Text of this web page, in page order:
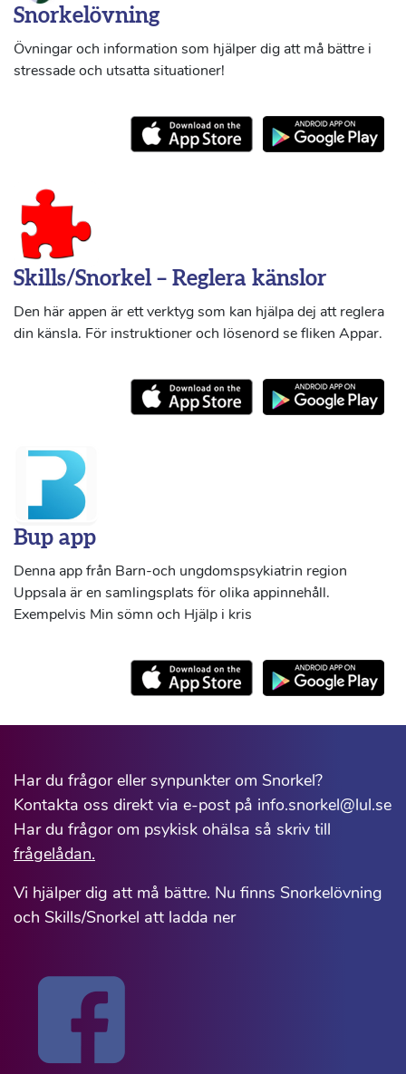
Snorkelövning
Övningar och information som hjälper dig att må bättre i
stressade och utsatta situationer!
Skills/Snorkel – Reglera känslor
Den här appen är ett verktyg som kan hjälpa dej att reglera
din känsla. För instruktioner och lösenord se fliken Appar.
Bup app
Denna app från Barn-och ungdomspsykiatrin region
Uppsala är en samlingsplats för olika appinnehåll.
Exempelvis Min sömn och Hjälp i kris
Har du frågor eller synpunkter om Snorkel?
Kontakta oss direkt via e-post på info.snorkel@lul.se
Har du frågor om psykisk ohälsa så skriv till
frågelådan.
Vi hjälper dig att må bättre. Nu finns Snorkelövning
och Skills/Snorkel att ladda ner